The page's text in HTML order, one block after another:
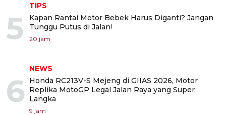
5
TIPS
Kapan Rantai Motor Bebek Harus Diganti? Jangan
Tunggu Putus di Jalan!
20 jam
6
NEWS
Honda RC213V-S Mejeng di GIIAS 2026, Motor
Replika MotoGP Legal Jalan Raya yang Super
Langka
9 jam